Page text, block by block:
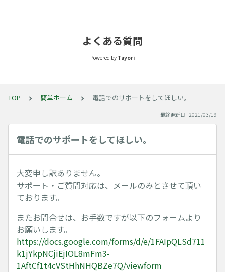
よくある質問
Powered by Tayori
TOP 簡単ホーム 電話でのサポートをしてほしい。
最終更新日 : 2021/03/19
電話でのサポートをしてほしい。
大変申し訳ありません。
サポート・ご質問対応は、メールのみとさせて頂い
ております。
またお問合せは、お手数ですが以下のフォームより
お願いします。
https://docs.google.com/forms/d/e/1FAIpQLSd711
k1jYkpNCjiEjIOL8mFm3-
1AftCf1t4cVStHhNHQBZe7Q/viewform